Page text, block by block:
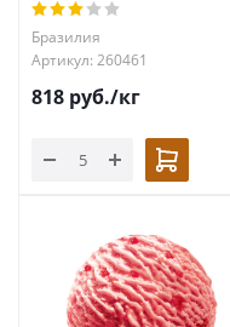
Бразилия
Артикул: 260461
818 руб./кг